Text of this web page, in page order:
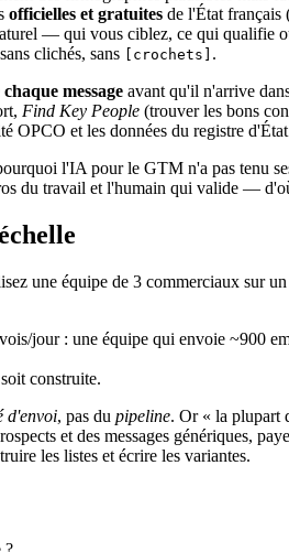
officielles et gratuites de l'État
— qui vous ciblez, ce qui qualifie
clichés, sans
[crochets] .
message avant qu'il n'arrive
Find Key People (trouver les bons
et les données du registre
l'IA pour le GTM n'a pas tenu
du travail et l'humain qui valide —
une équipe de 3 commerciaux sur
jour : une équipe qui envoie ~900
construite.
d'envoi, pas du pipeline. Or « la plupart
et des messages génériques,
les listes et écrire les variantes.